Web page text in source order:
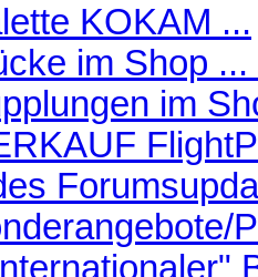
KOKAM ...
im Shop
im